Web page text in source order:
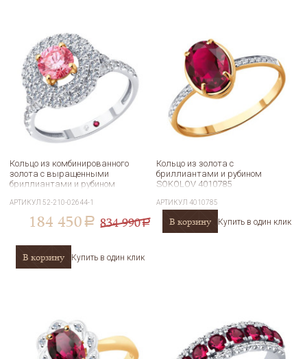
Кольцо из комбинированного
золота с выращенными
бриллиантами и рубином
АРТИКУЛ52-210-02644-1
184 450 a 834 990a
В корзину Купить в один клик
Кольцо из золота с
бриллиантами и рубином
SOKOLOV 4010785
АРТИКУЛ 4010785
В корзину Купить в один клик